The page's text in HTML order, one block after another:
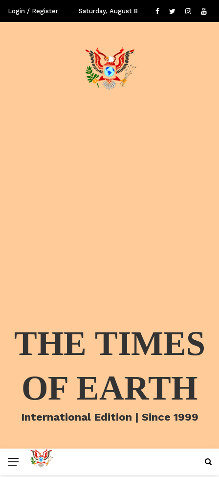
Login / Register Saturday, August 8
THE TIMES
OF EARTH
International Edition | Since 1999